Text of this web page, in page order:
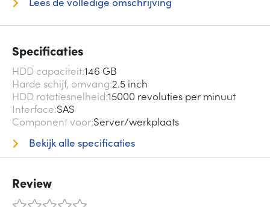
Specificaties
HDD capaciteit146 GB
Harde schijf, omvang 2.5 inch
HDD rotatiesnelheid 15000 revoluties per minuut
Interface SAS
Component voor Server/werkplaats
Bekijk alle specificaties
Review